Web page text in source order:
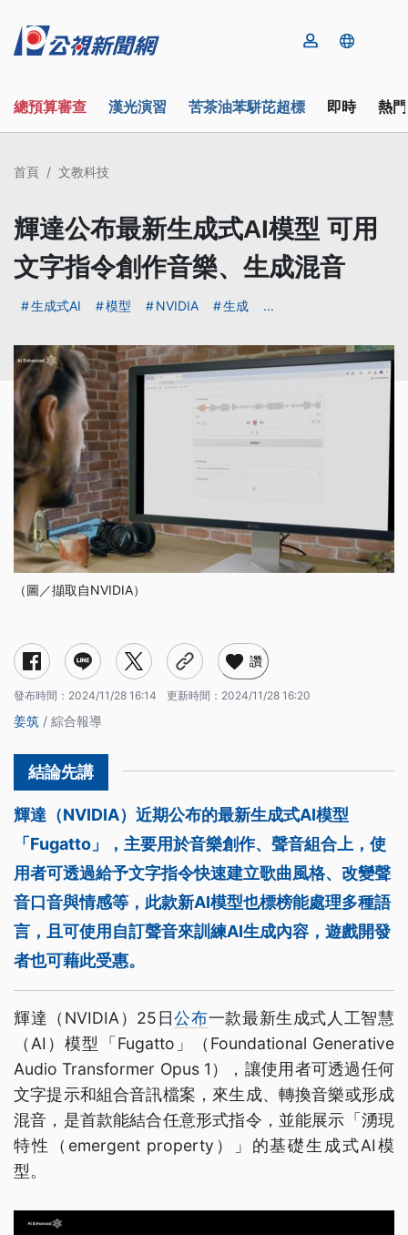
總預算審查 漢光演習 苦茶油苯駢芘超標 即時 熱
首頁 文教科技
輝達公布最新生成式AI模型 可用
文字指令創作音樂、生成混音
生成式AI 模型 NVIDIA 生成 ...
（圖／擷取自NVIDIA）
讚
發布時間： 2024/11/28 16:14 更新時間： 2024/11/28 16:20
姜筑 / 綜合報導
輝達（NVIDIA）近期公布的最新生成式AI模型
「Fugatto」，主要用於音樂創作、聲音組合上，使
用者可透過給予文字指令快速建立歌曲風格、改變聲
音口音與情感等，此款新AI模型也標榜能處理多種語
言，且可使用自訂聲音來訓練AI生成內容，遊戲開發
者也可藉此受惠。
輝達（NVIDIA）25日公布一款最新生成式人工智慧
（AI）模型「Fugatto」（Foundational Generative
Audio Transformer Opus 1），讓使用者可透過任何
文字提示和組合音訊檔案，來生成、轉換音樂或形成
混音，是首款能結合任意形式指令，並能展示「湧現
特性（emergent property）」的基礎生成式AI模
型。